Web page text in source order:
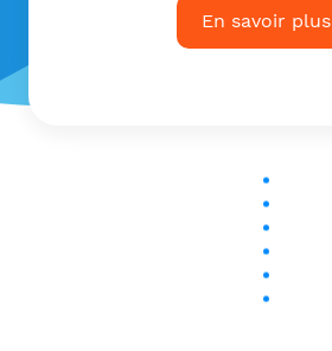
En savoir plus